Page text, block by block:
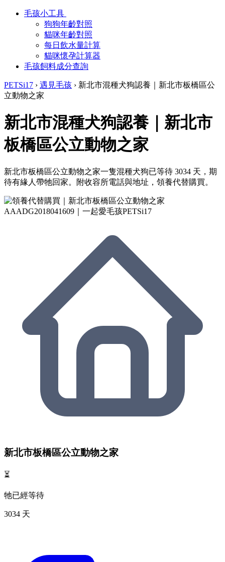
毛孩小工具
狗狗年齡對照
貓咪年齡對照
每日飲水量計算
貓咪懷孕計算器
毛孩飼料成分查詢
PETSi17 › 遇見毛孩 › 新北市混種犬狗認養｜新北市板橋區公
立動物之家
新北市混種犬狗認養｜新北市
板橋區公立動物之家
新北市板橋區公立動物之家一隻混種犬狗已等待 3034 天，期
待有緣人帶牠回家。附收容所電話與地址，領養代替購買。
新北市板橋區公立動物之家
⏳
牠已經等待
3034 天